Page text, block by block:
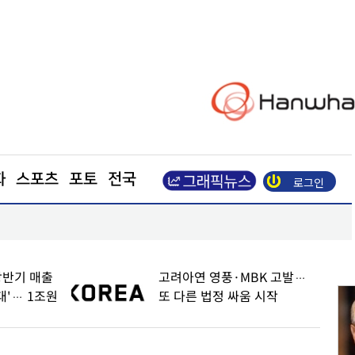
스포츠 포토 전국 로그인
기 매출
'… 1조원
고려아연 영풍·MBK 고발…
또 다른 법정 싸움 시작